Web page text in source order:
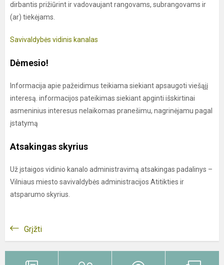
dirbantis prižiūrint ir vadovaujant rangovams, subrangovams ir
(ar) tiekėjams.
Savivaldybės vidinis kanalas
Dėmesio!
Informacija apie pažeidimus teikiama siekiant apsaugoti viešąjį
interesą. informacijos pateikimas siekiant apginti išskirtinai
asmeninius interesus nelaikomas pranešimu, nagrinėjamu pagal
įstatymą
Atsakingas skyrius
Už įstaigos vidinio kanalo administravimą atsakingas padalinys –
Vilniaus miesto savivaldybės administracijos Atitikties ir
atsparumo skyrius.
Grįžti